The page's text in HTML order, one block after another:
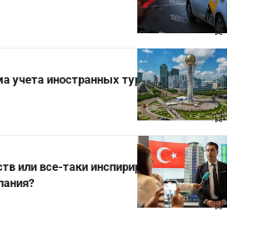
учета иностранных туристов в
или все-таки инспирированная